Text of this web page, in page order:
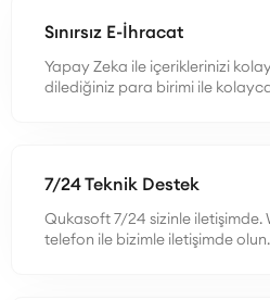
Sınırsız E-İhracat
Yapay Zeka ile içeriklerinizi
dilediğiniz para birimi ile
7/24 Teknik Destek
Qukasoft 7/24 sizinle
telefon ile bizimle iletişimde olun.